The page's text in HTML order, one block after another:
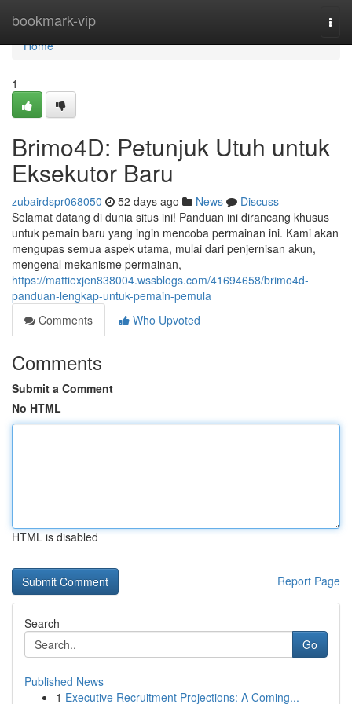
bookmark-vip
Home
Home
1
Brimo4D: Petunjuk Utuh untuk
Eksekutor Baru
zubairdspr068050 52 days ago News
Discuss
Selamat datang di dunia situs ini! Panduan ini dirancang khusus
untuk pemain baru yang ingin mencoba permainan ini. Kami akan
mengupas semua aspek utama, mulai dari penjernisan akun,
mengenal mekanisme permainan,
https://mattiexjen838004.wssblogs.com/41694658/brimo4d-
panduan-lengkap-untuk-pemain-pemula
Comments
Who Upvoted
Comments
Submit a Comment
No HTML
HTML is disabled
Report Page
Search
Go
Published News
1 Executive Recruitment Projections: A Coming...